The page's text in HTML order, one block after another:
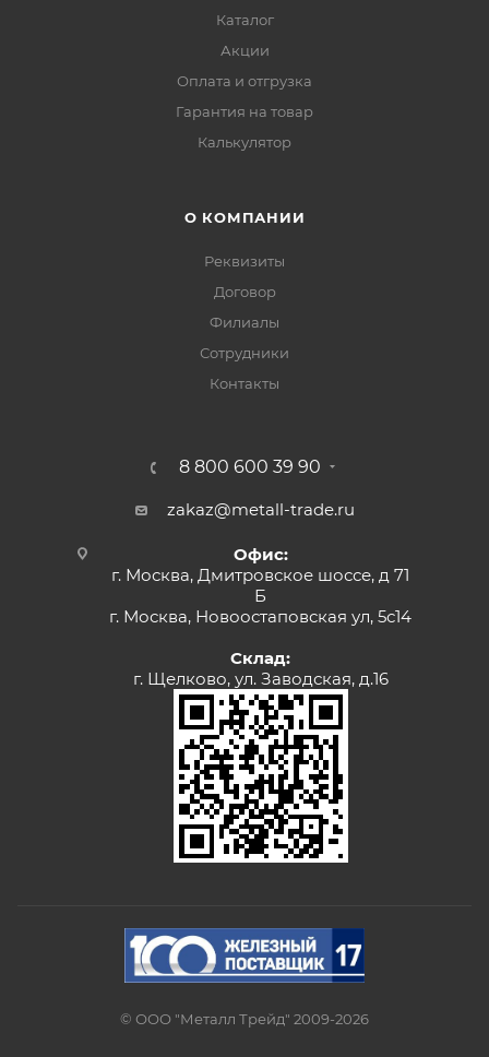
Каталог
Акции
Оплата и отгрузка
Гарантия на товар
Калькулятор
О КОМПАНИИ
Реквизиты
Договор
Филиалы
Сотрудники
Контакты
8 800 600 39 90
zakaz@metall-trade.ru
Офис:
г. Москва, Дмитровское шоссе, д 71
Б
г. Москва, Новоостаповская ул, 5с14
Склад:
г. Щелково, ул. Заводская, д.16
© ООО "Металл Трейд" 2009-2026